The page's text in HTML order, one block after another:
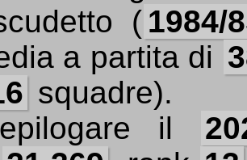
( 1984/
a partita di
squadre).
il